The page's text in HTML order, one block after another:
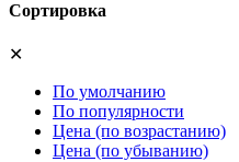
Сортировка
✕
По умолчанию
По популярности
Цена (по возрастанию)
Цена (по убыванию)